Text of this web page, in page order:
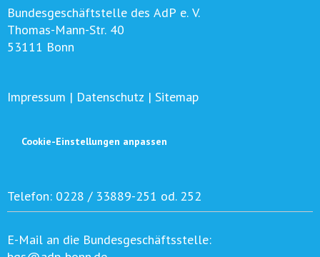
Bundesgeschäftstelle des AdP e. V.
Thomas-Mann-Str. 40
53111 Bonn
Impressum | Datenschutz | Sitemap
Cookie-Einstellungen anpassen
Telefon: 0228 / 33889-251 od. 252
E-Mail an die Bundesgeschäftsstelle: